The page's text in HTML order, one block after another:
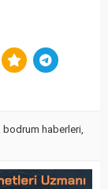
bodrum haberleri